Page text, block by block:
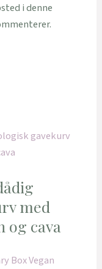
i denne
med
og cava